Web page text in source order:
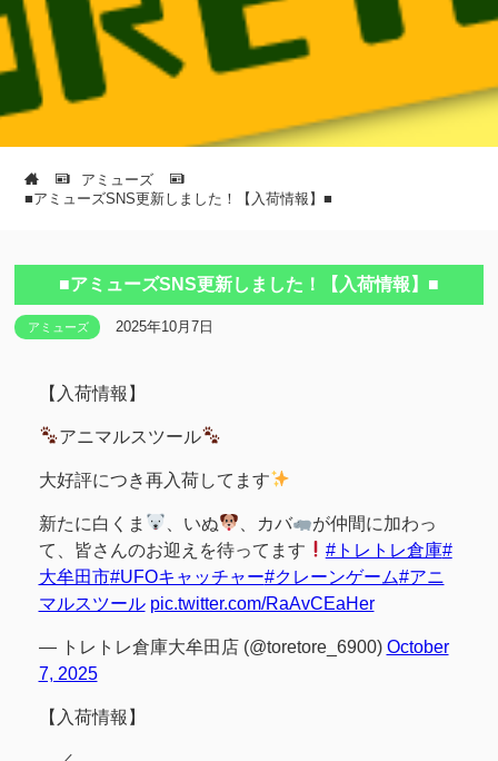
アミューズ
■アミューズSNS更新しました！【入荷情報】■
■アミューズSNS更新しました！【入荷情報】■
アミューズ 2025年10月7日
【入荷情報】
アニマルスツール
大好評につき再入荷してます
新たに白くま 、いぬ 、カバ
が仲間に加わっ
て、皆さんのお迎えを待ってます
#トレトレ倉庫#
大牟田市#UFOキャッチャー#クレーンゲーム#アニ
マルスツール pic.twitter.com/RaAvCEaHer
— トレトレ倉庫大牟田店 (@toretore_6900) October
7, 2025
【入荷情報】